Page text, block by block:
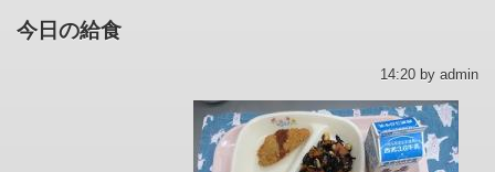
今日の給食
14:20 by admin